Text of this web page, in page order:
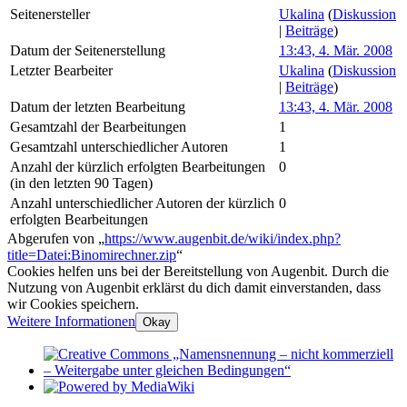
Seitenersteller Ukalina (Diskussion
| Beiträge)
Datum der Seitenerstellung
13:43, 4. Mär. 2008
Letzter Bearbeiter
Ukalina (Diskussion
| Beiträge)
Datum der letzten Bearbeitung
13:43, 4. Mär. 2008
Gesamtzahl der Bearbeitungen
1
Gesamtzahl unterschiedlicher Autoren
1
Anzahl der kürzlich erfolgten Bearbeitungen
(in den letzten 90 Tagen)
0
Anzahl unterschiedlicher Autoren der kürzlich
erfolgten Bearbeitungen
0
Abgerufen von „https://www.augenbit.de/wiki/index.php?
title=Datei:Binomirechner.zip“
Cookies helfen uns bei der Bereitstellung von Augenbit. Durch die
Nutzung von Augenbit erklärst du dich damit einverstanden, dass
wir Cookies speichern.
Weitere Informationen Okay